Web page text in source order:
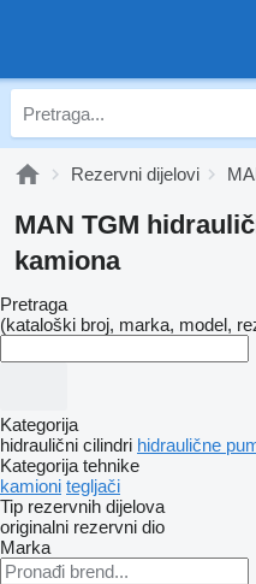
Rezervni dijelovi
MAN TGM
kamiona
Pretraga
(kataloški broj, marka, model,
Kategorija
hidraulični cilindri hidraulične
Kategorija tehnike
kamioni tegljači
Tip rezervnih dijelova
originalni rezervni dio
Marka